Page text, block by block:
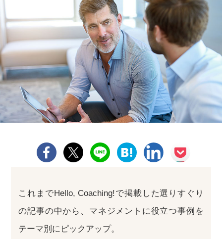
これまでHello, Coaching!で掲載した選りすぐり
の記事の中から、マネジメントに役立つ事例を
テーマ別にピックアップ。